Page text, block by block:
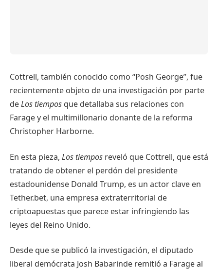
Cottrell, también conocido como “Posh George”, fue
recientemente objeto de una investigación por parte
deLos tiempos que detallaba sus relaciones con
Farage y el multimillonario donante de la reforma
Christopher Harborne.
En esta pieza, Los tiempos reveló que Cottrell, que está
tratando de obtener el perdón del presidente
estadounidense Donald Trump, es un actor clave en
Tether.bet, una empresa extraterritorial de
criptoapuestas que parece estar infringiendo las
leyes del Reino Unido.
Desde que se publicó la investigación, el diputado
liberal demócrata Josh Babarinde remitió a Farage al